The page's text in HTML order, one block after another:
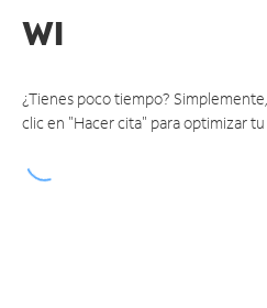
WI
¿Tienes poco tiempo?
clic en "Hacer cita" para optimizar